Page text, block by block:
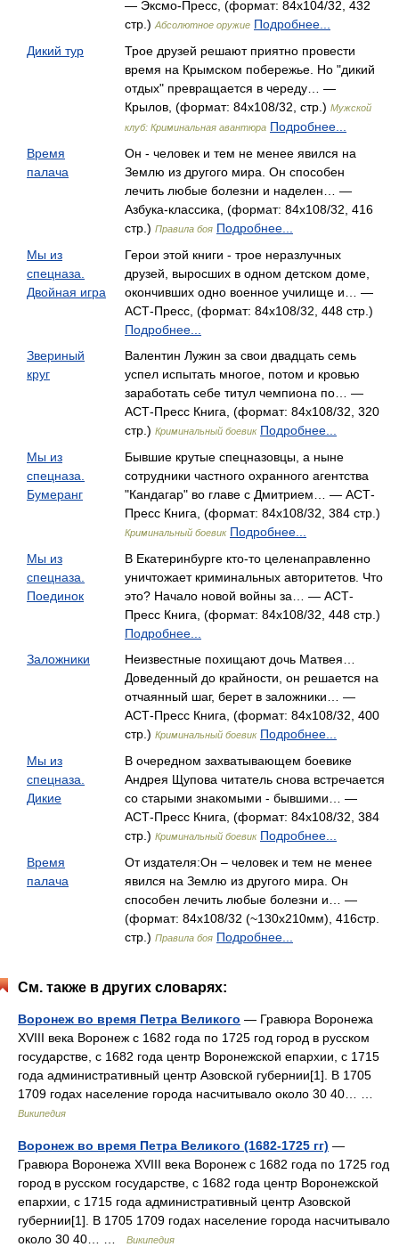
— Эксмо-Пресс, (формат: 84x104/32, 432
стр.) Абсолютное оружие Подробнее...
Дикий тур
Трое друзей решают приятно провести
время на Крымском побережье. Но "дикий
отдых" превращается в череду… —
Крылов, (формат: 84x108/32, стр.) Мужской
клуб: Криминальная авантюра Подробнее...
Время
палача
Он - человек и тем не менее явился на
Землю из другого мира. Он способен
лечить любые болезни и наделен… —
Азбука-классика, (формат: 84x108/32, 416
стр.) Правила боя Подробнее...
Мы из
спецназа.
Двойная игра
Герои этой книги - трое неразлучных
друзей, выросших в одном детском доме,
окончивших одно военное училище и… —
АСТ-Пресс, (формат: 84x108/32, 448 стр.)
Подробнее...
Звериный
круг
Валентин Лужин за свои двадцать семь
успел испытать многое, потом и кровью
заработать себе титул чемпиона по… —
АСТ-Пресс Книга, (формат: 84x108/32, 320
стр.) Криминальный боевик Подробнее...
Мы из
спецназа.
Бумеранг
Бывшие крутые спецназовцы, а ныне
сотрудники частного охранного агентства
"Кандагар" во главе с Дмитрием… — АСТ-
Пресс Книга, (формат: 84x108/32, 384 стр.)
Криминальный боевик Подробнее...
Мы из
спецназа.
Поединок
В Екатеринбурге кто-то целенаправленно
уничтожает криминальных авторитетов. Что
это? Начало новой войны за… — АСТ-
Пресс Книга, (формат: 84x108/32, 448 стр.)
Подробнее...
Заложники
Неизвестные похищают дочь Матвея…
Доведенный до крайности, он решается на
отчаянный шаг, берет в заложники… —
АСТ-Пресс Книга, (формат: 84x108/32, 400
стр.) Криминальный боевик Подробнее...
Мы из
спецназа.
Дикие
В очередном захватывающем боевике
Андрея Щупова читатель снова встречается
со старыми знакомыми - бывшими… —
АСТ-Пресс Книга, (формат: 84x108/32, 384
стр.) Криминальный боевик Подробнее...
Время
палача
От издателя:Он – человек и тем не менее
явился на Землю из другого мира. Он
способен лечить любые болезни и… —
(формат: 84x108/32 (~130x210мм), 416стр.
стр.) Правила боя Подробнее...
См. также в других словарях:
Воронеж во время Петра Великого — Гравюра Воронежа
XVIII века Воронеж с 1682 года по 1725 год город в русском
государстве, с 1682 года центр Воронежской епархии, с 1715
года административный центр Азовской губернии[1]. В 1705
1709 годах население города насчитывало около 30 40… …
Википедия
Воронеж во время Петра Великого (1682-1725 гг) —
Гравюра Воронежа XVIII века Воронеж с 1682 года по 1725 год
город в русском государстве, с 1682 года центр Воронежской
епархии, с 1715 года административный центр Азовской
губернии[1]. В 1705 1709 годах население города насчитывало
около 30 40… …
Википедия